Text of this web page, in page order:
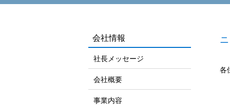
各
会社情報
社長メッセージ
会社概要
事業内容